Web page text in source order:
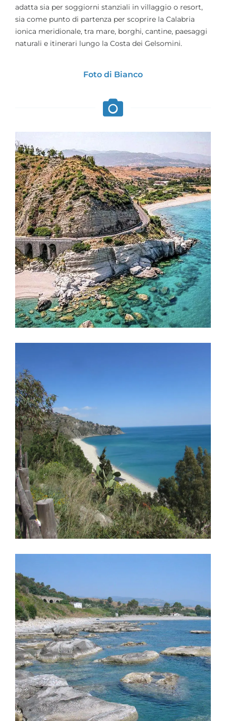
adatta sia per soggiorni stanziali in villaggio o resort,
sia come punto di partenza per scoprire la Calabria
ionica meridionale, tra mare, borghi, cantine, paesaggi
naturali e itinerari lungo la Costa dei Gelsomini.
Foto di Bianco